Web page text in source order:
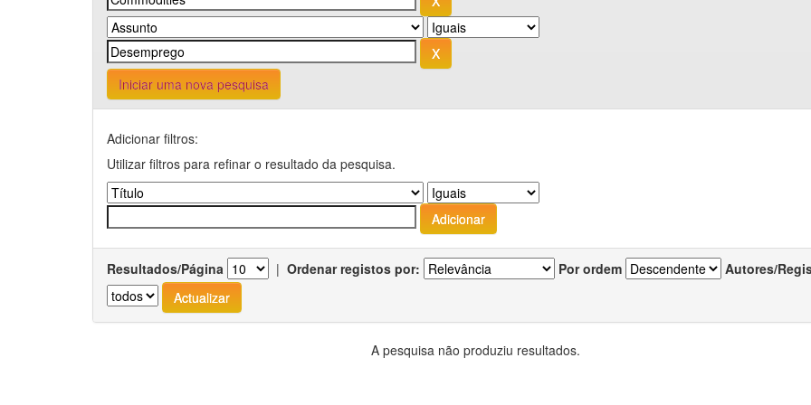
Iniciar uma nova pesquisa
Adicionar filtros:
Utilizar filtros para refinar o resultado da pesquisa.
Resultados/Página | Ordenar registos por: Por ordem Autores/
A pesquisa não produziu resultados.